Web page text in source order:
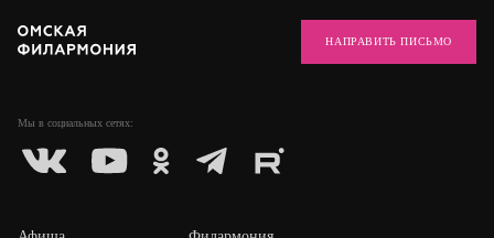
Мы в социальных сетях:
НАПРАВИТЬ ПИСЬМО